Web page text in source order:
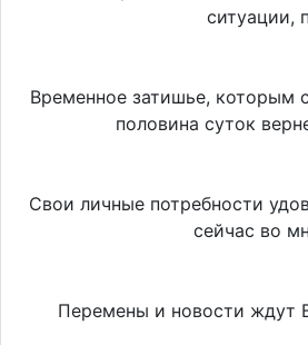
ситуации,
Временное затишье, которым
половина суток
Свои личные потребности
сейчас во
Перемены и новости ждут